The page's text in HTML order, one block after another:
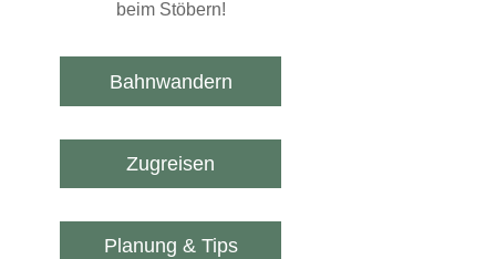
beim Stöbern!
Bahnwandern
Zugreisen
Planung & Tips